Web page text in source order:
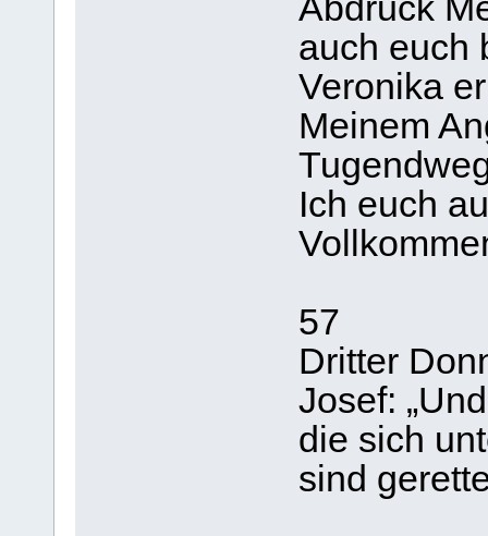
Abdruck
auch euch
Veronika
Meinem
Ich euch
57
Dritter
Josef:
die sich
sind